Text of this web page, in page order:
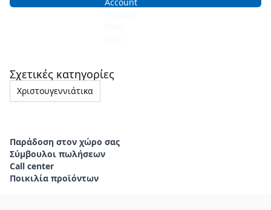
Σχετικές κατηγορίες
Χριστουγεννιάτικα
Παράδοση στον χώρο σας
Σύμβουλοι πωλήσεων
Call center
Ποικιλία προϊόντων